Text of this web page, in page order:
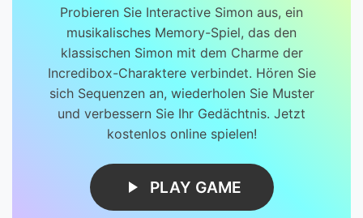
Probieren Sie Interactive Simon aus, ein
musikalisches Memory-Spiel, das den
klassischen Simon mit dem Charme der
Incredibox-Charaktere verbindet. Hören Sie
sich Sequenzen an, wiederholen Sie Muster
und verbessern Sie Ihr Gedächtnis. Jetzt
kostenlos online spielen!
PLAY GAME